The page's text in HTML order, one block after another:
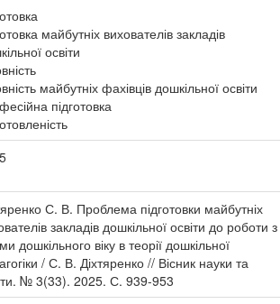
майбутніх вихователів закладів
освіти
майбутніх фахівців дошкільної освіти
підготовка
С. В. Проблема підготовки майбутніх
закладів дошкільної освіти до роботи з
дошкільного віку в теорії дошкільної
/ С. В. Діхтяренко // Вісник науки та
№ 3(33). 2025. С. 939-953